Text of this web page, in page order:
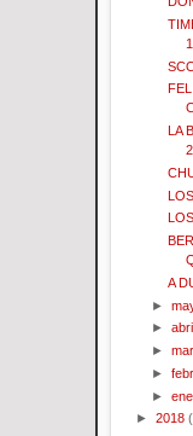
LA
A
►
►abril
►
►
►
► 2018